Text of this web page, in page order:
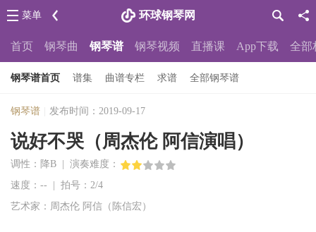
环球钢琴网
菜单
首页 钢琴曲 钢琴谱 钢琴视频 直播课 App下载 全部
钢琴谱首页 谱集 曲谱专栏 求谱 全部钢琴谱
钢琴谱 发布时间：2019-09-17
说好不哭（周杰伦 阿信演唱）
调性：降B | 演奏难度：
速度：-- | 拍号：2/4
艺术家：周杰伦 阿信（陈信宏）